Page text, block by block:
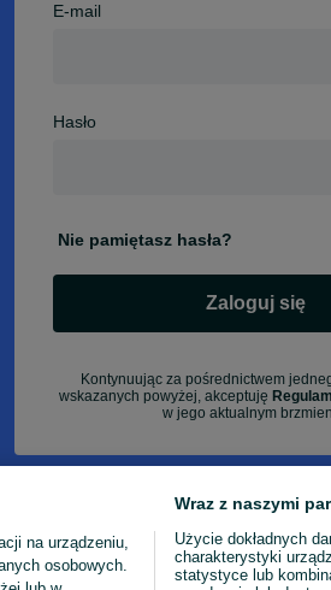
E-mail
Hasło
Nie pamiętasz hasła?
Zaloguj się
Kontynuując za pośrednictwem
wskazanych powyżej, akceptuję
w jego aktualnym
na urządzeniu,
osobowych.
Wraz z naszymi
Użycie dokładnych
charakterystyki
statystyce lub